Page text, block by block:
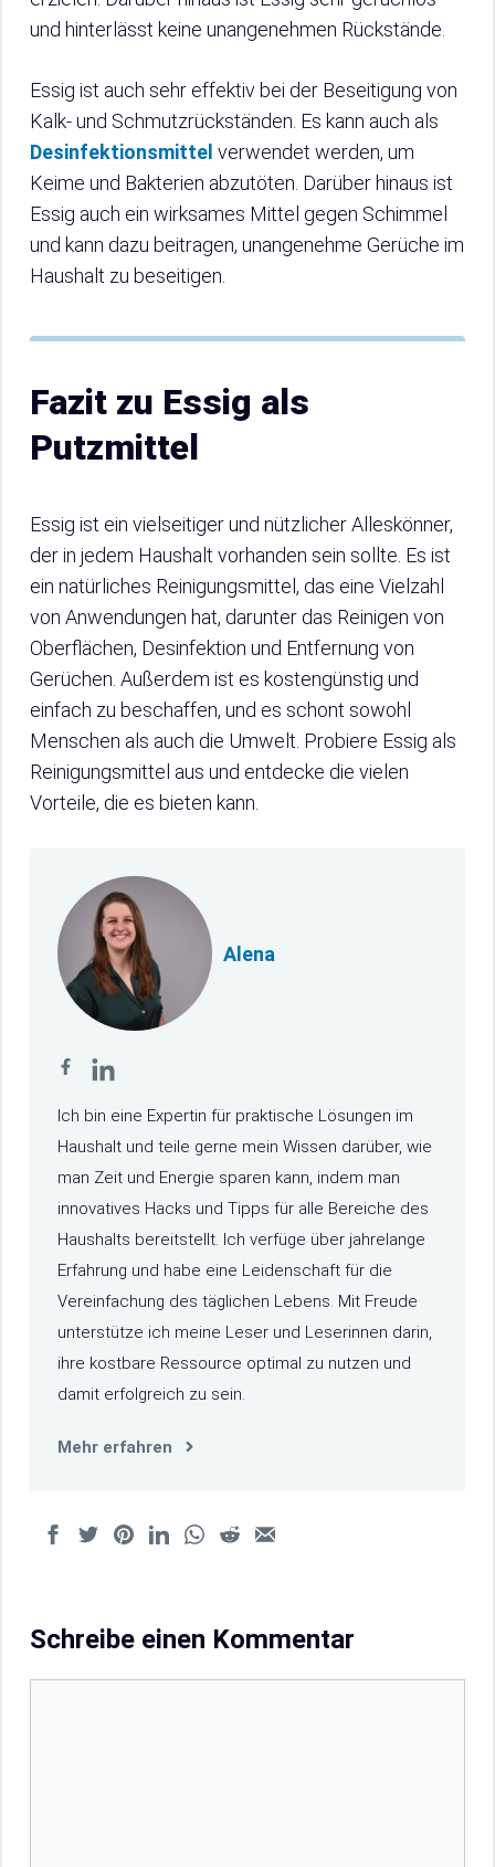
und hinterlässt keine unangenehmen Rückstände.
Essig ist auch sehr effektiv bei der Beseitigung von
Kalk- und Schmutzrückständen. Es kann auch als
Desinfektionsmittel verwendet werden, um
Keime und Bakterien abzutöten. Darüber hinaus ist
Essig auch ein wirksames Mittel gegen Schimmel
und kann dazu beitragen, unangenehme Gerüche im
Haushalt zu beseitigen.
Fazit zu Essig als
Putzmittel
Essig ist ein vielseitiger und nützlicher Alleskönner,
der in jedem Haushalt vorhanden sein sollte. Es ist
ein natürliches Reinigungsmittel, das eine Vielzahl
von Anwendungen hat, darunter das Reinigen von
Oberflächen, Desinfektion und Entfernung von
Gerüchen. Außerdem ist es kostengünstig und
einfach zu beschaffen, und es schont sowohl
Menschen als auch die Umwelt. Probiere Essig als
Reinigungsmittel aus und entdecke die vielen
Vorteile, die es bieten kann.
Alena
Ich bin eine Expertin für praktische Lösungen im
Haushalt und teile gerne mein Wissen darüber, wie
man Zeit und Energie sparen kann, indem man
innovatives Hacks und Tipps für alle Bereiche des
Haushalts bereitstellt. Ich verfüge über jahrelange
Erfahrung und habe eine Leidenschaft für die
Vereinfachung des täglichen Lebens. Mit Freude
unterstütze ich meine Leser und Leserinnen darin,
ihre kostbare Ressource optimal zu nutzen und
damit erfolgreich zu sein.
Mehr erfahren
Schreibe einen Kommentar